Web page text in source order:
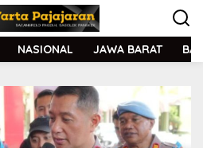
NASIONAL JAWA BARAT